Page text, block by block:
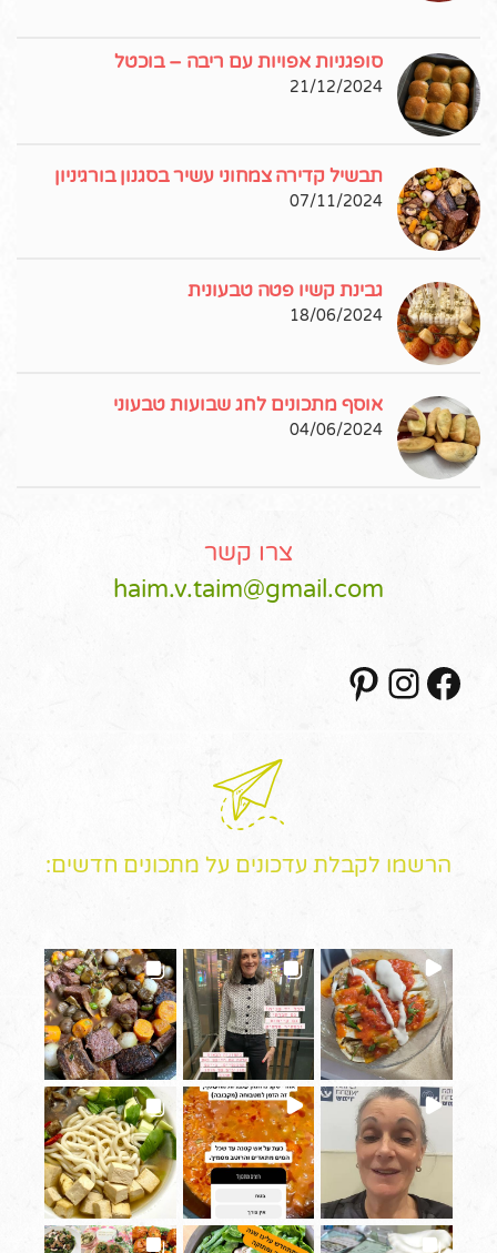
סופגניות אפויות עם ריבה – בוכטל
21/12/2024
תבשיל קדירה צמחוני עשיר בסגנון בורגיניון
07/11/2024
גבינת קשיו פטה טבעונית
18/06/2024
אוסף מתכונים לחג שבועות טבעוני
04/06/2024
צרו קשר
haim.v.taim@gmail.com
Facebook
Instagram
הרשמו לקבלת עדכונים על מתכונים חדשים: